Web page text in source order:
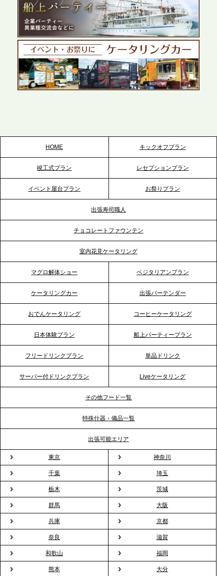
2026.5.27
プレスリリースのご案内｜ケータリングのセカンド
テーブル、千葉本社を新設。幕張・舞浜の大型イベ
ントから主要都市の社内懇親会まで、現地拠点を活
かしたスムーズな対応を展開
2026.5.22
2026.5.20
プレスリリースのご案内｜ケータリングのセカンド
2026.5.12
プレスリリースのご案内｜ケータリングのセカンド
2026.4.21
プレスリリースのご案内｜「温かな食」が会話のス
イッチに。新入社員研修で《食体験としてのケータ
プレスリリースのご案内｜ケータリングのセカンド
テーブル、横浜事務所を新設。神奈川エリアのサー
ビス提供体制を強化し、質の高い「場づくり」をサ
TBS「Nスタ」で、2ndTable「1DISH」の花見オー
ドブルが紹介されました
2026.3.23
プレスリリースのご案内｜入社式の“そのまま懇親
会”が企業で広がる。 新入社員の交流を支える『オフ
ィスケータリング』という新しい活用法
2026.3.20
NHK「ニュースウオッチ9」で、2ndTable「室内花
見」が紹介されました
HOME キックオフプラン
竣工式プラン レセプションプラン
イベント屋台プラン お祭りプラン
出張寿司職人
チョコレートファウンテン
室内花見ケータリング
マグロ解体ショー ベジタリアンプラン
ケータリングカー 出張バーテンダー
おでんケータリング コーヒーケータリング
日本体験プラン 船上パーティープラン
フリードリンクプラン 単品ドリンク
サーバー付ドリンクプラン Liveケータリング
その他フード一覧
特殊什器・備品一覧
出張可能エリア
東京 神奈川
千葉 埼玉
栃木 茨城
群馬 大阪
兵庫 京都
奈良 滋賀
和歌山 福岡
熊本 大分